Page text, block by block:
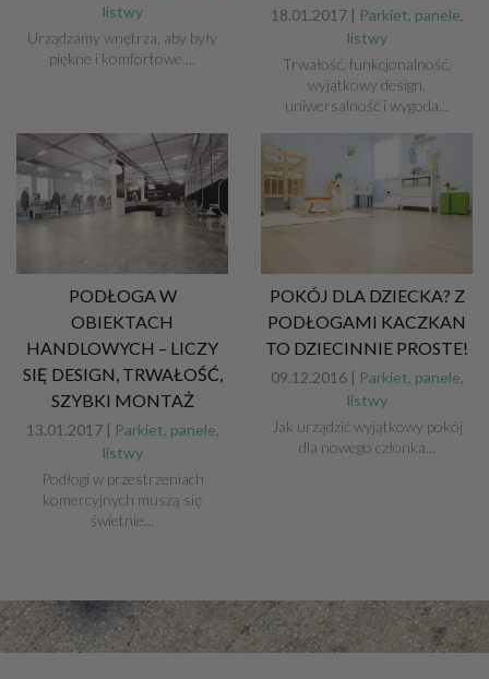
listwy
Urządzamy wnętrza, aby były
piękne i komfortowe....
18.01.2017 | Parkiet, panele,
listwy
Trwałość, funkcjonalność,
wyjątkowy design,
uniwersalność i wygoda...
PODŁOGA W
OBIEKTACH
HANDLOWYCH – LICZY
SIĘ DESIGN, TRWAŁOŚĆ,
SZYBKI MONTAŻ
13.01.2017 | Parkiet, panele,
listwy
Podłogi w przestrzeniach
komercyjnych muszą się
świetnie...
POKÓJ DLA DZIECKA? Z
PODŁOGAMI KACZKAN
TO DZIECINNIE PROSTE!
09.12.2016 | Parkiet, panele,
listwy
Jak urządzić wyjątkowy pokój
dla nowego członka...